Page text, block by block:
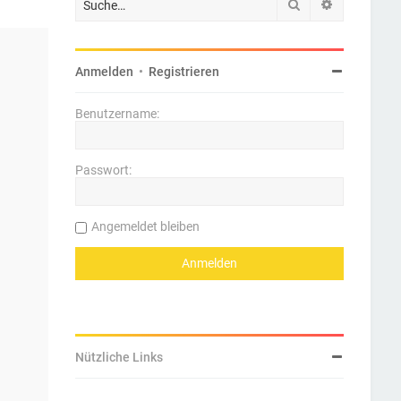
Suche
Anmelden • Registrieren
Benutzername:
Passwort:
Angemeldet bleiben
Nützliche Links